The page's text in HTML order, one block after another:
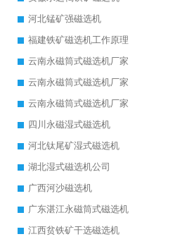
河北锰矿强磁选机
福建铁矿磁选机工作原理
云南永磁筒式磁选机厂家
云南永磁筒式磁选机厂家
云南永磁筒式磁选机厂家
四川永磁湿式磁选机
河北钛尾矿湿式磁选机
湖北湿式磁选机公司
广西河沙磁选机
广东湛江永磁筒式磁选机
江西贫铁矿干选磁选机